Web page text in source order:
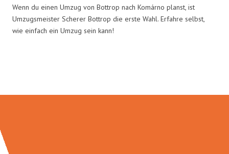
Wenn du einen Umzug von Bottrop nach Komárno planst, ist
Umzugsmeister Scherer Bottrop die erste Wahl. Erfahre selbst,
wie einfach ein Umzug sein kann!